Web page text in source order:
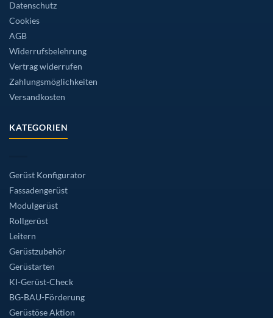
Datenschutz
Cookies
AGB
Widerrufsbelehrung
Vertrag widerrufen
Zahlungsmöglichkeiten
Versandkosten
KATEGORIEN
Gerüst Konfigurator
Fassadengerüst
Modulgerüst
Rollgerüst
Leitern
Gerüstzubehör
Gerüstarten
KI-Gerüst-Check
BG-BAU-Förderung
Gerüstöse Aktion